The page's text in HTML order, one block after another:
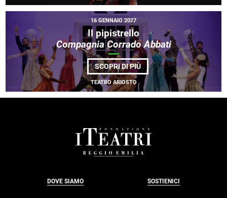
TANSINI •
MI
PERDERAI
MAI</EM>
16 GENNAIO 2027
Il pipistrello
Compagnia Corrado Abbati
SCOPRI DI PIÙDI
IL
PIPISTRELLO<BR>
<EM>COMPAGNIA
CORRADO
TEATRO ARIOSTO
DOVE SIAMO SOSTIENICI